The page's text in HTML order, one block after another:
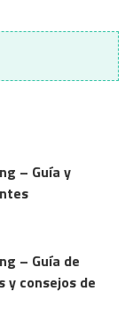
– Guía y
– Guía de
y consejos de